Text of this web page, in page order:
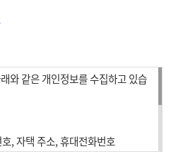
와 같은 개인정보를 수집하고 있습
, 자택 주소, 휴대전화번호